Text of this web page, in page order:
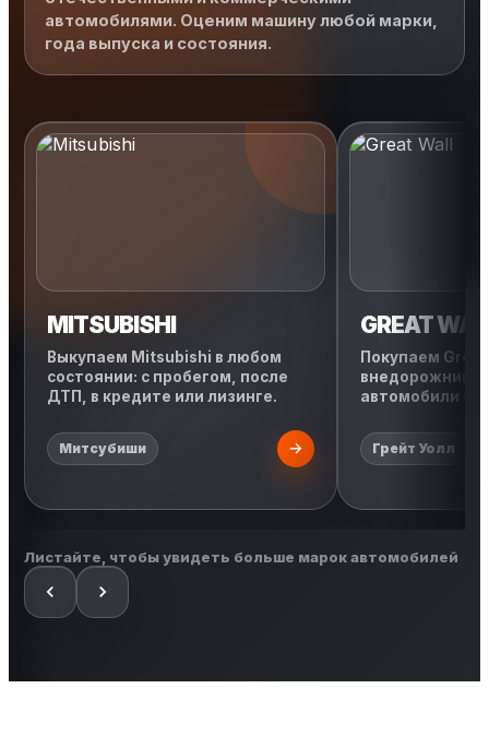
автомобилями. Оценим машину любой марки,
года выпуска и состояния.
MITSUBISHI
Выкупаем Mitsubishi в любом
состоянии: с пробегом, после
ДТП, в кредите или лизинге.
Митсубиши
GREAT
Покупаем
внедорожники,
автомобили с
Грейт Уолл
Листайте, чтобы увидеть больше марок автомобилей